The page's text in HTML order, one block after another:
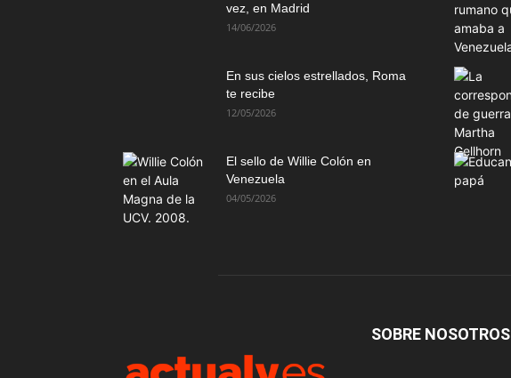
vez, en Madrid
14/06/2026
En sus cielos estrellados, Roma
te recibe
12/05/2026
El sello de Willie Colón en
Venezuela
04/05/2026
SOBRE NOSOTROS